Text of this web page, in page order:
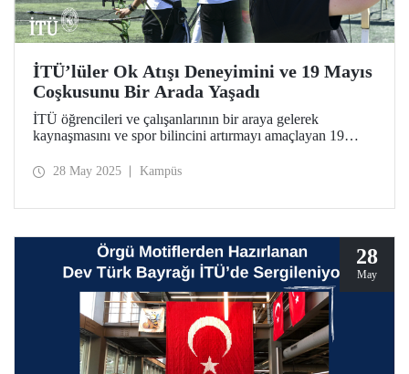
İTÜ’lüler Ok Atışı Deneyimini ve 19 Mayıs
Coşkusunu Bir Arada Yaşadı
İTÜ öğrencileri ve çalışanlarının bir araya gelerek
kaynaşmasını ve spor bilincini artırmayı amaçlayan 19
İTÜ Stadyumu’nda gerçekleştirildi.
28 May 2025 Kampüs
28
May